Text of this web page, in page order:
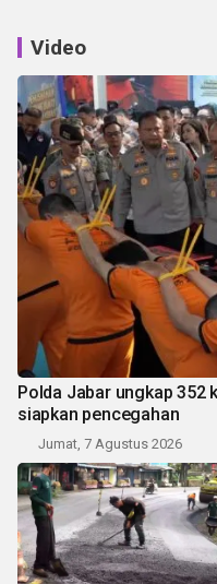
Video
Polda Jabar ungkap 352
siapkan pencegahan
Jumat, 7 Agustus 2026